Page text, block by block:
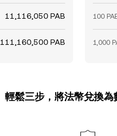
11,116,050 PAB
111,160,500 PAB
100
1,000
輕鬆三步，將法幣兌換為